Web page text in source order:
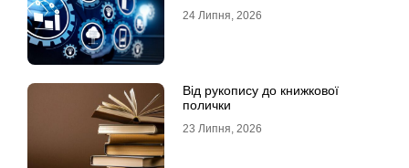
24 Липня, 2026
Від рукопису до книжкової
полички
23 Липня, 2026